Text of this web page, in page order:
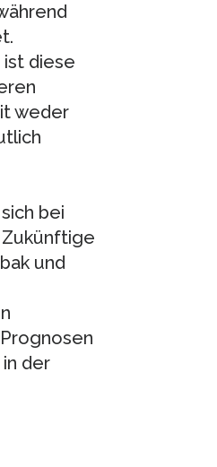
diese
weder
bei
und
der